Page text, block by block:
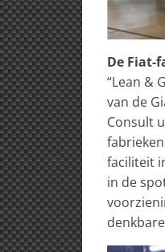
De Fiat-
“Lean &
van de
Consult
faciliteit
in de